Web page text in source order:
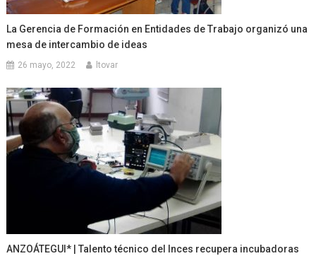
La Gerencia de Formación en Entidades de Trabajo organizó una
mesa de intercambio de ideas
26 mayo, 2022 ltovar
ANZOÁTEGUI* | Talento técnico del Inces recupera incubadoras